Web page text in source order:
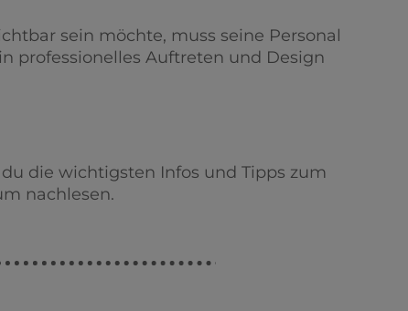
sein möchte, muss seine Personal
professionelles Auftreten und Design
die wichtigsten Infos und Tipps zum
nachlesen.